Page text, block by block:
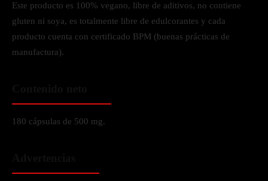
Este producto es 100% vegano, libre de aditivos, no contiene
gluten ni soya, es totalmente libre de edulcorantes y cada
producto cuenta con certificado BPM (buenas prácticas de
manufactura).
180 cápsulas de 500 mg.